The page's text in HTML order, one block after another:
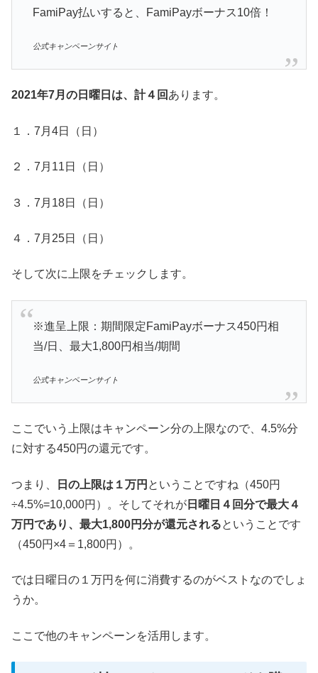
FamiPay払いすると、FamiPayボーナス10倍！
公式キャンペーンサイト
2021年7月の日曜日は、計４回 あります。
１．7月4日（日）
２．7月11日（日）
３．7月18日（日）
４．7月25日（日）
そして次に上限をチェックします。
※進呈上限：期間限定FamiPayボーナス450円相
当/日、最大1,800円相当/期間
公式キャンペーンサイト
ここでいう上限はキャンペーン分の上限なので、4.5%分
に対する450円の還元です。
つまり、 日の上限は１万円 ということですね（450円
÷4.5%=10,000円）。そしてそれが 日曜日４回分で最大４
万円であり、最大1,800円分が還元されるということです
（450円×4＝1,800円）。
では日曜日の１万円を何に消費するのがベストなのでしょ
うか。
ここで他のキャンペーンを活用します。